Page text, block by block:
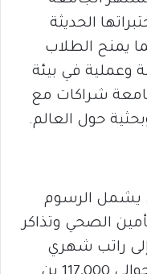
الحديثة
يمنح الطلاب
وعملية في بيئة
شراكات مع
يشمل الرسوم
الصحي وتذاكر
إلى راتب شهري